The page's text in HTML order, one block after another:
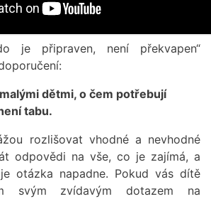
je připraven, není překvapen“
dětmi, o čem potřebují
tabu.
rozlišovat vhodné a nevhodné
odpovědi na vše, co je zajímá, a
otázka napadne. Pokud vás dítě
svým zvídavým dotazem na